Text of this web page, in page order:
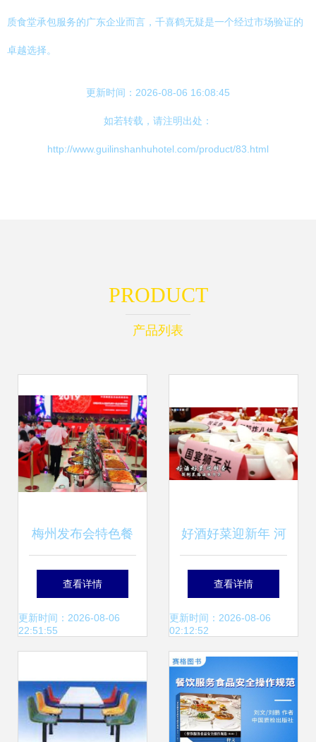
质食堂承包服务的广东企业而言，千喜鹤无疑是一个经过市场验证的
卓越选择。
更新时间：2026-08-06 16:08:45
如若转载，请注明出处：
http://www.guilinshanhuhotel.com/product/83.html
PRODUCT
产品列表
梅州发布会特色餐
饮服务 火锅宴私宴
承包引领商务宴请
查看详情
更新时间：2026-08-06
22:51:55
好酒好菜迎新年 河
南发布21款“好
酒”及44道“预制好
菜”餐饮服务
查看详情
更新时间：2026-08-06
02:12:52